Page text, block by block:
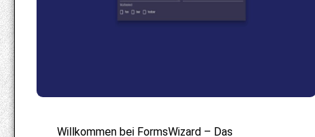
Willkommen bei FormsWizard – Das